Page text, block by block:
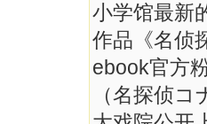
小学馆最新
作品《名侦
ebook官方
（名探侦